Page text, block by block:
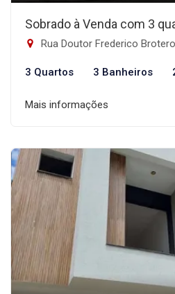
Sobrado à Venda com 3
Rua Doutor Frederico Brotero, 169 -
3 Quartos 3 Banheiros
Mais informações